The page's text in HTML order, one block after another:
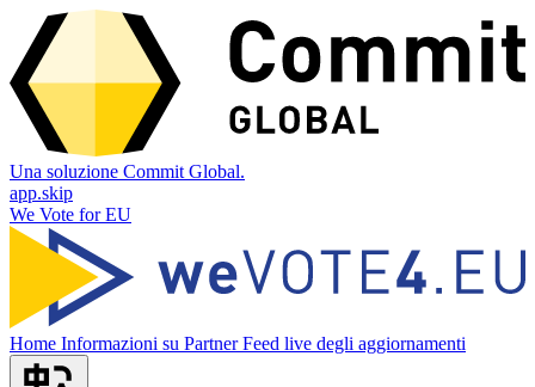
Una soluzione Commit Global.
app.skip
We Vote for EU
Home Informazioni su PartnerFeed live degli aggiornamenti